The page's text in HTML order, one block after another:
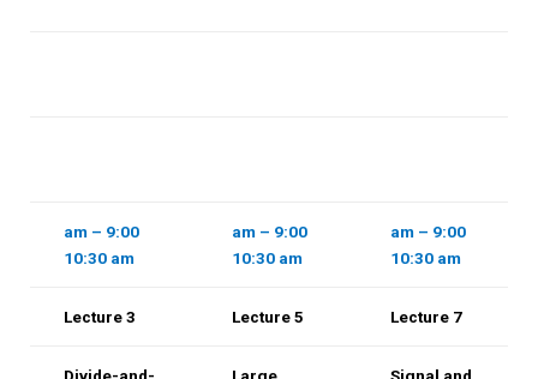
9:00 am –
10:30 am
9:00 am –
10:30 am
9:00 am –
10:30 am
Lecture 7
Lecture 5
Lecture 3